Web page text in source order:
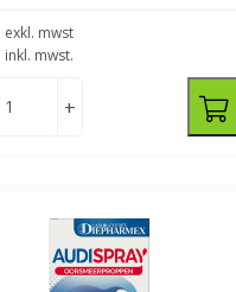
exkl. mwst
inkl. mwst.
+